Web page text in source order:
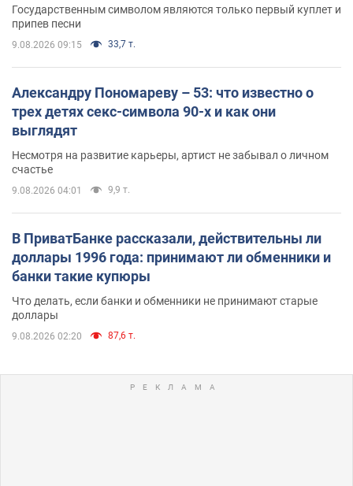
Государственным символом являются только первый куплет и
припев песни
9.08.2026 09:15 33,7 т.
Александру Пономареву – 53: что известно о
трех детях секс-символа 90-х и как они
выглядят
Несмотря на развитие карьеры, артист не забывал о личном
счастье
9.08.2026 04:01 9,9 т.
В ПриватБанке рассказали, действительны ли
доллары 1996 года: принимают ли обменники и
банки такие купюры
Что делать, если банки и обменники не принимают старые
доллары
9.08.2026 02:20 87,6 т.